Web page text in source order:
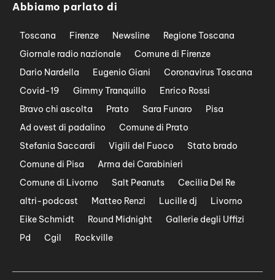
Abbiamo parlato di
Toscana Firenze Newsline
Regione Toscana
Giornale radio nazionale
Comune di Firenze
Dario Nardella
Eugenio Giani
Coronavirus Toscana
Covid-19
Gimmy Tranquillo
Enrico Rossi
Bravo chi ascolta
Prato Sara Funaro
Pisa
Ad ovest di padalino
Comune di Prato
Stefania Saccardi
Vigili del Fuoco
Stato brado
Comune di Pisa
Arma dei Carabinieri
Comune di Livorno
Salt Peanuts
Cecilia Del Re
altri-podcast
Matteo Renzi Lucille dj
Livorno
Eike Schmidt
Round Midnight
Gallerie degli Uffizi
Pd
Cgil Rockville